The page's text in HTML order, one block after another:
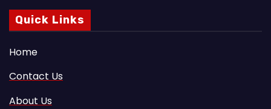
Quick Links
Home
Contact Us
About Us